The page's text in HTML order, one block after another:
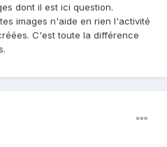
dont il est ici question.
images n'aide en rien l'activité
C'est toute la différence